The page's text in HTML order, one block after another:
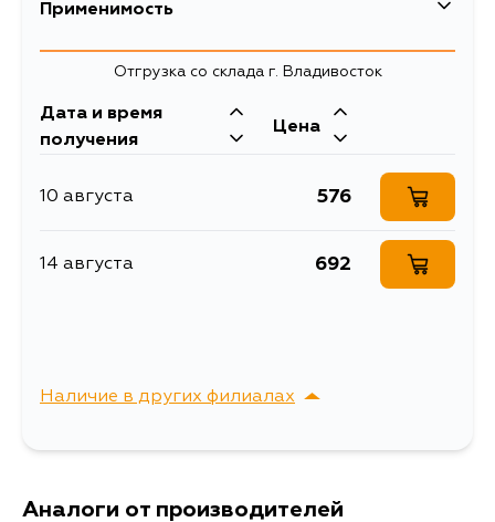
Длина упаковки, мм 70
Масса, кг 0.037
Ремкомплект тормозного
Ширина упаковки, мм
Применимость
Отгрузка со склада г. Владивосток
Дата и время
получения
Цена
10 августа 576
14 августа 692
Наличие в других филиалах
г. Владивосток,
Аналоги от производителей